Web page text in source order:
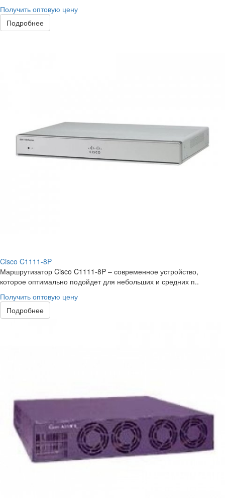
Получить оптовую цену
Подробнее
Cisco C1111-8P
Маршрутизатор Cisco C1111-8P – современное устройство,
которое оптимально подойдет для небольших и средних п..
Получить оптовую цену
Подробнее